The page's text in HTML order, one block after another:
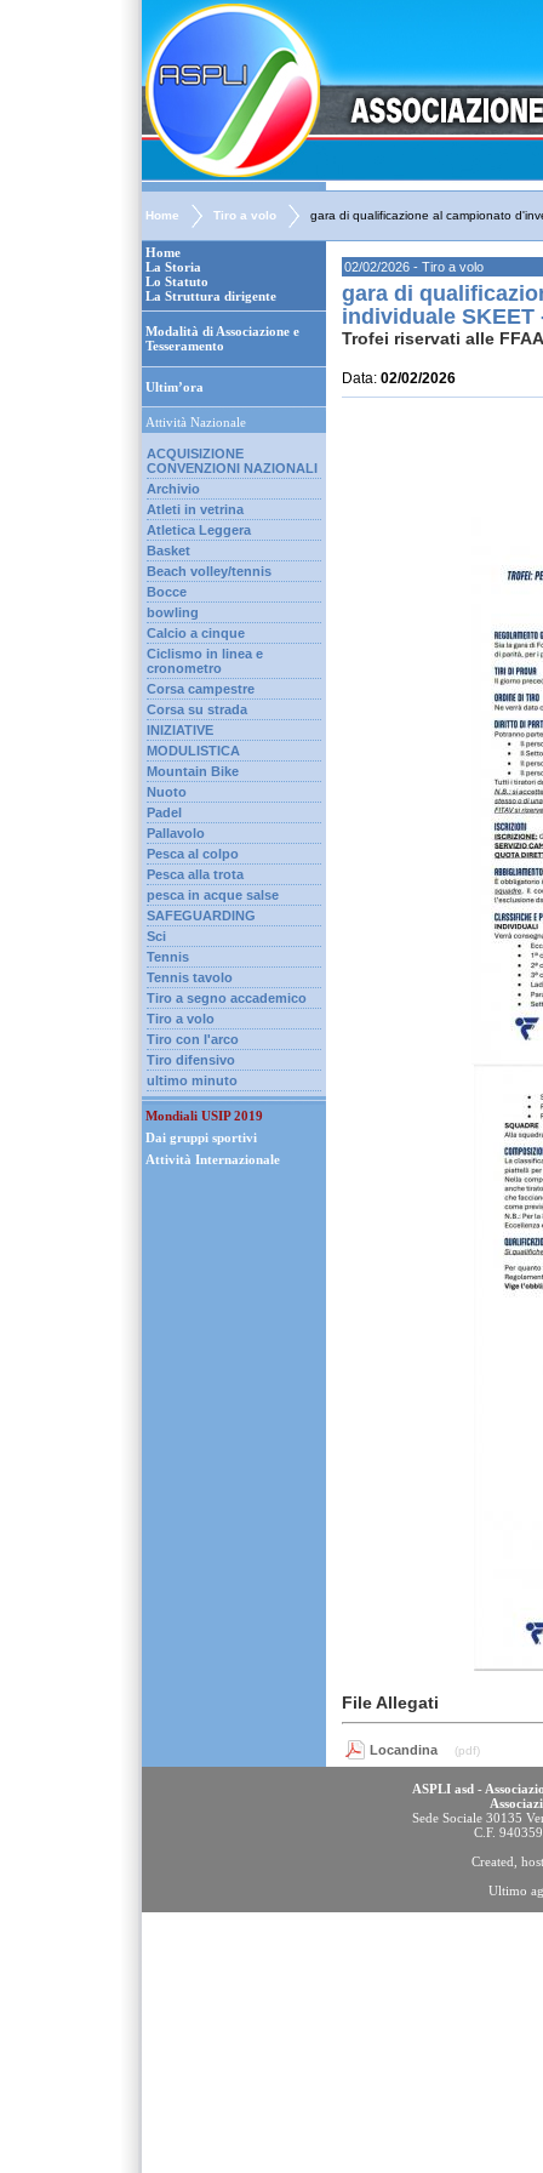
Home Tiro a volo gara di qualificazione al campionato
Home
La Storia
Lo Statuto
La Struttura dirigente
Modalità di Associazione e
Tesseramento
Ultim’ora
Attività Nazionale
ACQUISIZIONE
CONVENZIONI NAZIONALI
Archivio
Atleti in vetrina
Atletica Leggera
Basket
Beach volley/tennis
Bocce
bowling
Calcio a cinque
Ciclismo in linea e
cronometro
Corsa campestre
Corsa su strada
INIZIATIVE
MODULISTICA
Mountain Bike
Nuoto
Padel
Pallavolo
Pesca al colpo
Pesca alla trota
pesca in acque salse
SAFEGUARDING
Sci
Tennis
Tennis tavolo
Tiro a segno accademico
Tiro a volo
Tiro con l'arco
Tiro difensivo
ultimo minuto
Mondiali USIP 2019
Dai gruppi sportivi
Attività Internazionale
02/02/2026 - Tiro a volo
gara di
individuale
Trofei riservati alle
Data: 02/02/2026
File Allegati
Locandina (pdf)
ASPLI asd -
Sede Sociale 30135
C.F.
Created,
Ultimo